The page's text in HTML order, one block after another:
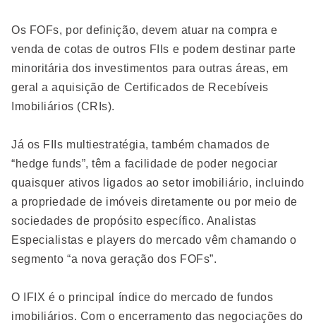
Os FOFs, por definição, devem atuar na compra e
venda de cotas de outros FIIs e podem destinar parte
minoritária dos investimentos para outras áreas, em
geral a aquisição de Certificados de Recebíveis
Imobiliários (CRIs).
Já os FIIs multiestratégia, também chamados de
“hedge funds”, têm a facilidade de poder negociar
quaisquer ativos ligados ao setor imobiliário, incluindo
a propriedade de imóveis diretamente ou por meio de
sociedades de propósito específico. Analistas
Especialistas e players do mercado vêm chamando o
segmento “a nova geração dos FOFs”.
O IFIX é o principal índice do mercado de fundos
imobiliários. Com o encerramento das negociações do